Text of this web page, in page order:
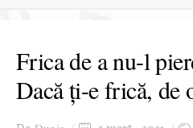
Frica de a nu-l
Dacă ți-e frică, de